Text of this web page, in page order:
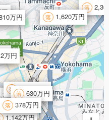
万円
円
4,252万円
万円
円
万円
1,620万円
1,571万円
1,142万円
630万円
378万円